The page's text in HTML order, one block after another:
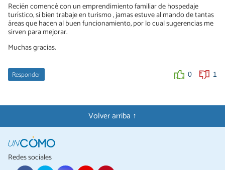
Recién comencé con un emprendimiento familiar de hospedaje
turístico, si bien trabaje en turismo , jamas estuve al mando de tantas
áreas que hacen al buen funcionamiento, por lo cual sugerencias me
sirven para mejorar.
Muchas gracias.
Responder 0 1
Volver arriba ↑
Redes sociales